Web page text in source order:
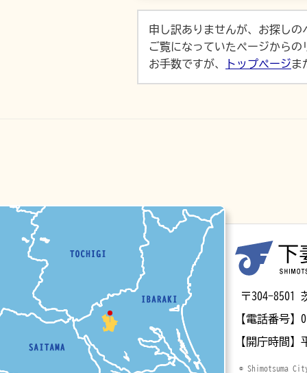
申し訳ありませんが、お探し
ご覧になっていたページから
お手数ですが、
トップページま
〒304-8501
【電話番号】
【開庁時間】
© Shimotsuma